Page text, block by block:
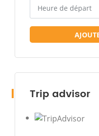
Heure de départ
Trip advisor